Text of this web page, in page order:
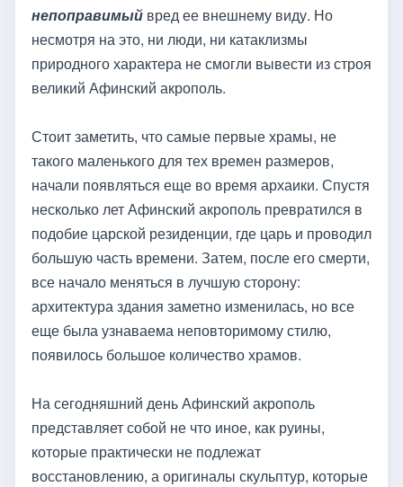
непоправимый вред ее внешнему виду. Но
несмотря на это, ни люди, ни катаклизмы
природного характера не смогли вывести из строя
великий Афинский акрополь.
Стоит заметить, что самые первые храмы, не
такого маленького для тех времен размеров,
начали появляться еще во время архаики. Спустя
несколько лет Афинский акрополь превратился в
подобие царской резиденции, где царь и проводил
большую часть времени. Затем, после его смерти,
все начало меняться в лучшую сторону:
архитектура здания заметно изменилась, но все
еще была узнаваема неповторимому стилю,
появилось большое количество храмов.
На сегодняшний день Афинский акрополь
представляет собой не что иное, как руины,
которые практически не подлежат
восстановлению, а оригиналы скульптур, которые